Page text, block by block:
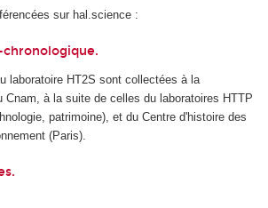
sur hal.science :
.
laboratoire HT2S sont collectées à la
Cnam, à la suite de celles du laboratoires HTTP
patrimoine), et du Centre d'histoire des
(Paris).